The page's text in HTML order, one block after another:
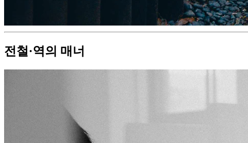
전철·역의 매너